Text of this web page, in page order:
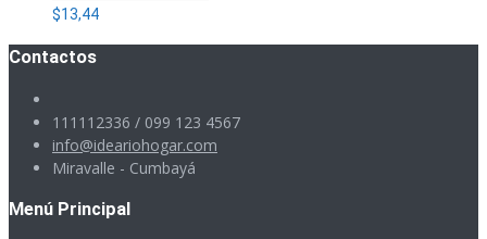
$13,44
Contactos
111112336 / 099 123 4567
info@ideariohogar.com
Miravalle - Cumbayá
Menú Principal